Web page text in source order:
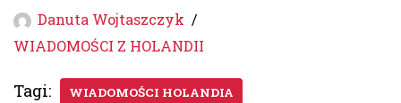
Danuta Wojtaszczyk
WIADOMOŚCI Z HOLANDII
Tagi: WIADOMOŚCI HOLANDIA